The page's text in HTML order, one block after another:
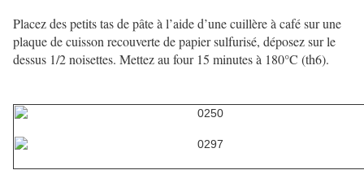
Placez des petits tas de pâte à l’aide d’une cuillère à café sur une
plaque de cuisson recouverte de papier sulfurisé, déposez sur le
dessus 1/2 noisettes. Mettez au four 15 minutes à 180°C (th6).